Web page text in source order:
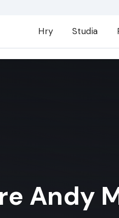
Hry Studia
Andy